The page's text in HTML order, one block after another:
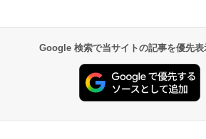
Google 検索で当サイトの記事を優先表